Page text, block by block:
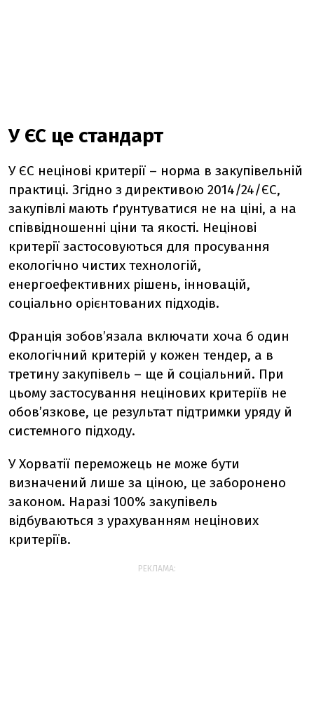
У ЄС це стандарт
У ЄС нецінові критерії – норма в закупівельній
практиці. Згідно з директивою 2014/24/ЄС,
закупівлі мають ґрунтуватися не на ціні, а на
співвідношенні ціни та якості. Нецінові
критерії застосовуються для просування
екологічно чистих технологій,
енергоефективних рішень, інновацій,
соціально орієнтованих підходів.
Франція зобов’язала включати хоча б один
екологічний критерій у кожен тендер, а в
третину закупівель – ще й соціальний. При
цьому застосування нецінових критеріїв не
обов’язкове, це результат підтримки уряду й
системного підходу.
У Хорватії переможець не може бути
визначений лише за ціною, це заборонено
законом. Наразі 100% закупівель
відбуваються з урахуванням нецінових
критеріїв.
РЕКЛАМА: